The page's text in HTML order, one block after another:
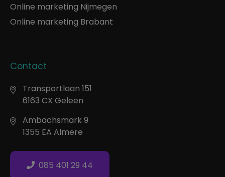
Online marketing Nijmegen
Online marketing Brabant
Contact
Transportlaan 151
6163 CX Geleen
Ambachsmark 9
1355 EA Almere
085 401 29 44